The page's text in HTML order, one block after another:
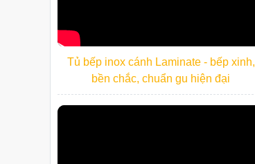
Tủ bếp inox cánh Laminate - bếp xinh,
bền chắc, chuẩn gu hiện đại